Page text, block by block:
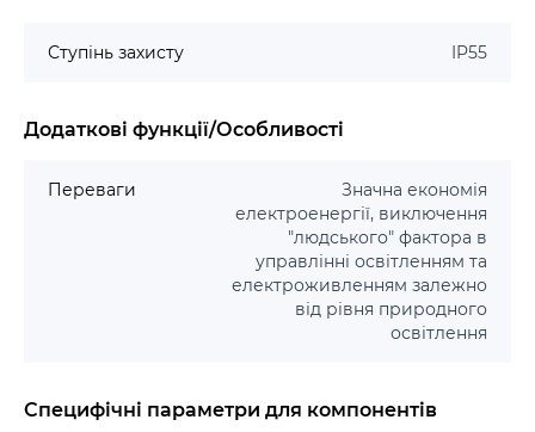
Ступінь захисту IP55
Додаткові функції/Особливості
Переваги
Значна економія
електроенергії, виключення
"людського" фактора в
управлінні освітленням та
електроживленням залежно
від рівня природного
освітлення
Специфічні параметри для компонентів